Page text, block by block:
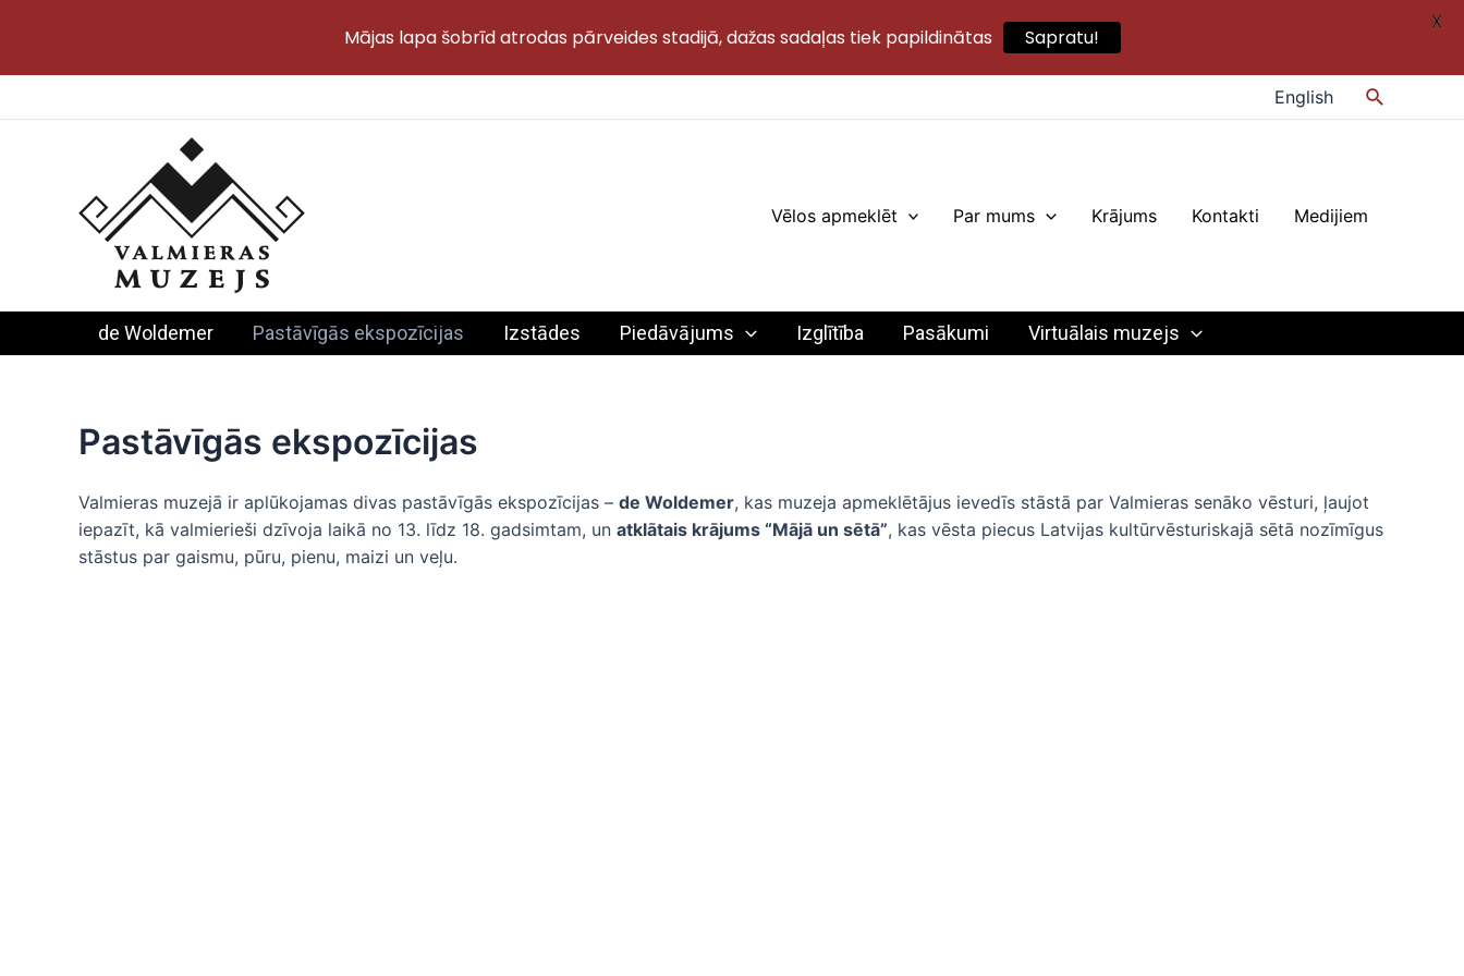
to
English Search
Vēlos apmeklēt Par mums Krājums Kontakti Medijiem
de Woldemer Pastāvīgās ekspozīcijas Izstādes Piedāvājums Izglītība Pasākumi Virtuālais muzejs
Pastāvīgās ekspozīcijas
Valmieras muzejā ir aplūkojamas divas pastāvīgās ekspozīcijas – de Woldemer, kas muzeja apmeklētājus ievedīs stāstā par Valmieras senāko vēsturi, ļaujot
iepazīt, kā valmierieši dzīvoja laikā no 13. līdz 18. gadsimtam, un atklātais krājums “Mājā un sētā”, kas vēsta piecus Latvijas kultūrvēsturiskajā sētā nozīmīgus
stāstus par gaismu, pūru, pienu, maizi un veļu.
Mājas lapa šobrīd atrodas pārveides stadijā, dažas sadaļas tiek papildinātas Sapratu!
X